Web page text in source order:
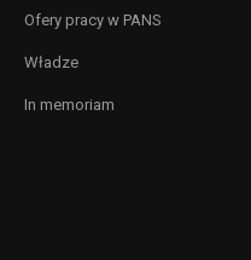
Ofery pracy w PANS
Władze
In memoriam